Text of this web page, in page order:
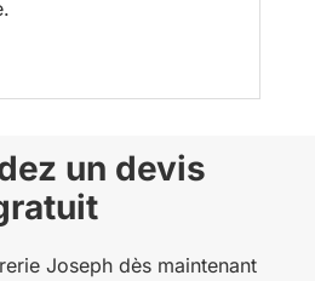
un devis
Joseph dès maintenant